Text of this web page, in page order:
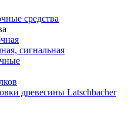
средства
сигнальная
древесины Latschbacher